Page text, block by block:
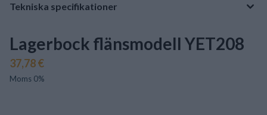
Tekniska specifikationer
Lagerbock flänsmodell YET208
37,78 €
Moms 0%